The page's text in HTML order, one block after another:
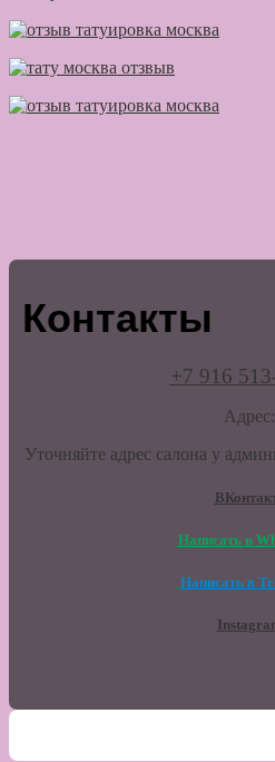
Контакты
+7 916
Адрес:
Уточняйте адрес салона у
Написать в
Написать в